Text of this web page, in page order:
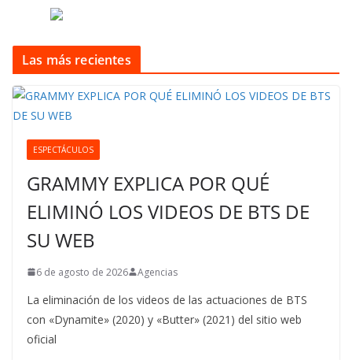
Las más recientes
ESPECTÁCULOS
GRAMMY EXPLICA POR QUÉ
ELIMINÓ LOS VIDEOS DE BTS DE
SU WEB
6 de agosto de 2026 Agencias
La eliminación de los videos de las actuaciones de BTS
con «Dynamite» (2020) y «Butter» (2021) del sitio web
oficial